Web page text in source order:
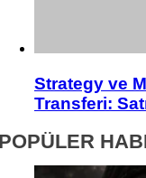
Strategy ve
Transferi: